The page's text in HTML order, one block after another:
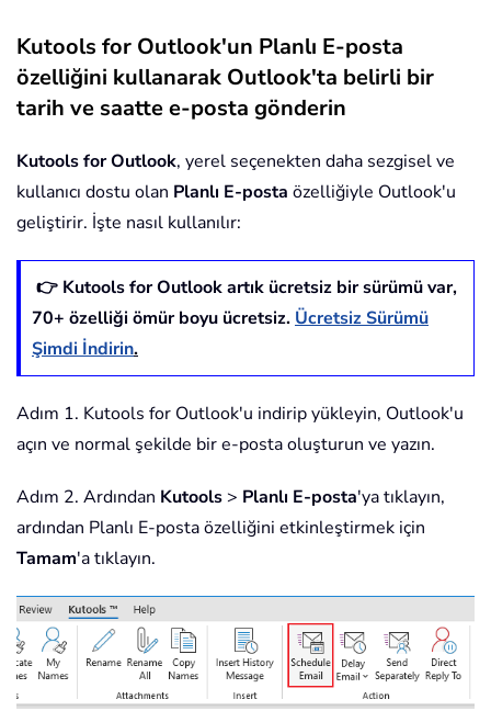
Kutools for Outlook'un Planlı E-posta
özelliğini kullanarak Outlook'ta belirli bir
tarih ve saatte e-posta gönderin
Kutools for Outlook, yerel seçenekten daha sezgisel ve
kullanıcı dostu olan Planlı E-posta özelliğiyle Outlook'u
geliştirir. İşte nasıl kullanılır:
👉 Kutools for Outlook artık ücretsiz bir sürümü var,
70+ özelliği ömür boyu ücretsiz. Ücretsiz Sürümü
Şimdi İndirin.
Adım 1. Kutools for Outlook'u indirip yükleyin, Outlook'u
açın ve normal şekilde bir e-posta oluşturun ve yazın.
Adım 2. Ardından Kutools > Planlı E-posta'ya tıklayın,
ardından Planlı E-posta özelliğini etkinleştirmek için
Tamam'a tıklayın.